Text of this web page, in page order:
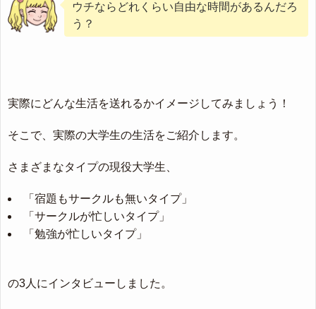
ウチならどれくらい自由な時間があるんだろ
う？
実際にどんな生活を送れるかイメージしてみましょう！
そこで、実際の大学生の生活をご紹介します。
さまざまなタイプの現役大学生、
「宿題もサークルも無いタイプ」
「サークルが忙しいタイプ」
「勉強が忙しいタイプ」
の3人にインタビューしました。